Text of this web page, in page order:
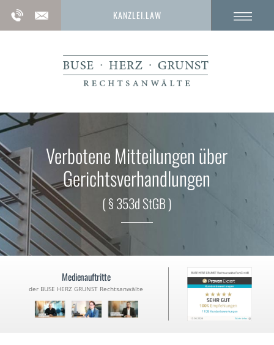
KANZLEI.LAW
Verbotene Mitteilungen über
Gerichtsverhandlungen
( § 353d StGB )
Medienauftritte
der BUSE HERZ GRUNST Rechtsanwälte